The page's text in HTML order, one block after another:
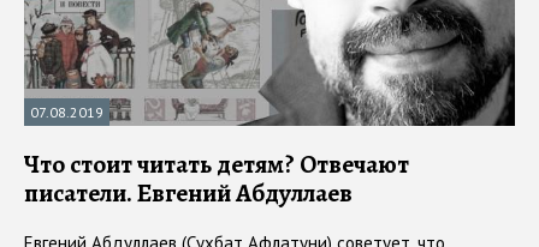
07.08.2019
Что стоит читать детям? Отвечают
писатели. Евгений Абдуллаев
Евгений Абдуллаев (Сухбат Афлатуни) советует, что